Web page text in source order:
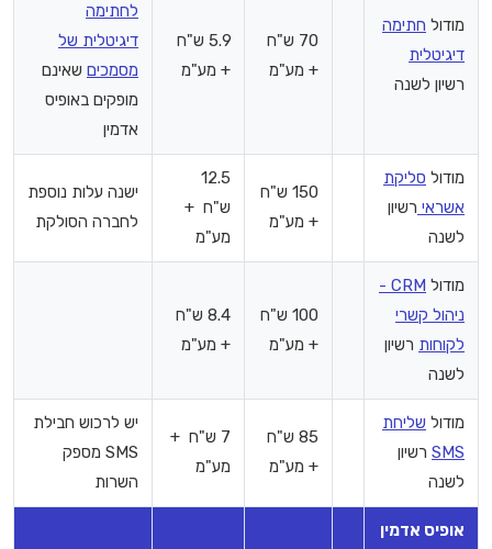
מודול חתימה
דיגיטלית
רשיון לשנה
70 ש"ח
+ מע"מ
5.9 ש"ח
+ מע"מ
לחתימה
דיגיטלית של
מסמכים שאינם
מופקים באופיס
אדמין
מודול סליקת
אשראי רשיון
לשנה
150 ש"ח
+ מע"מ
12.5
ש"ח +
מע"מ
ישנה עלות נוספת
לחברה הסולקת
מודול
CRM -
ניהול קשרי
לקוחות רשיון
לשנה
100 ש"ח
+ מע"מ
8.4 ש"ח
+ מע"מ
מודול שליחת
SMS רשיון
לשנה
85 ש"ח
+ מע"מ
7 ש"ח +
מע"מ
יש לרכוש חבילת
SMS מספק
השרות
אופיס אדמין